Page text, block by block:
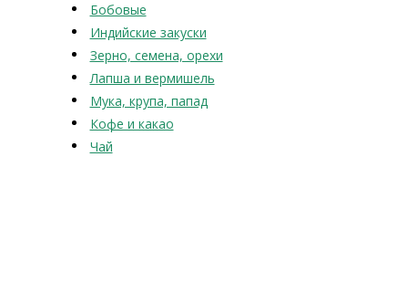
Бобовые
Индийские закуски
Зерно, семена, орехи
Лапша и вермишель
Мука, крупа, папад
Кофе и какао
Чай